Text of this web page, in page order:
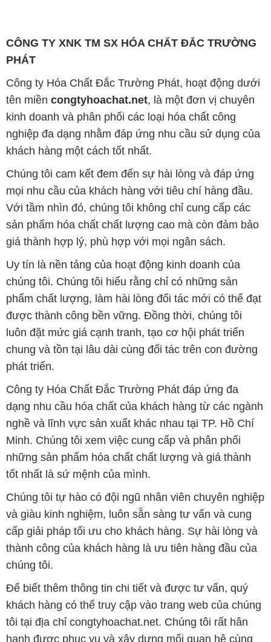
CÔNG TY XNK TM SX HÓA CHẤT ĐẮC TRƯỜNG
PHÁT
Công ty Hóa Chất Đắc Trường Phát, hoạt động dưới
tên miền congtyhoachat.net, là một đơn vị chuyên
kinh doanh và phân phối các loại hóa chất công
nghiệp đa dạng nhằm đáp ứng nhu cầu sử dụng của
khách hàng một cách tốt nhất.
Chúng tôi cam kết đem đến sự hài lòng và đáp ứng
mọi nhu cầu của khách hàng với tiêu chí hàng đầu.
Với tầm nhìn đó, chúng tôi không chỉ cung cấp các
sản phẩm hóa chất chất lượng cao mà còn đảm bảo
giá thành hợp lý, phù hợp với mọi ngân sách.
Uy tín là nền tảng của hoạt động kinh doanh của
chúng tôi. Chúng tôi hiểu rằng chỉ có những sản
phẩm chất lượng, làm hài lòng đối tác mới có thể đạt
được thành công bền vững. Đồng thời, chúng tôi
luôn đặt mức giá cạnh tranh, tạo cơ hội phát triển
chung và tồn tại lâu dài cùng đối tác trên con đường
phát triển.
Công ty Hóa Chất Đắc Trường Phát đáp ứng đa
dạng nhu cầu hóa chất của khách hàng từ các ngành
nghề và lĩnh vực sản xuất khác nhau tại TP. Hồ Chí
Minh. Chúng tôi xem việc cung cấp và phân phối
những sản phẩm hóa chất chất lượng và giá thành
tốt nhất là sứ mệnh của mình.
Chúng tôi tự hào có đội ngũ nhân viên chuyên nghiệp
và giàu kinh nghiệm, luôn sẵn sàng tư vấn và cung
cấp giải pháp tối ưu cho khách hàng. Sự hài lòng và
thành công của khách hàng là ưu tiên hàng đầu của
chúng tôi.
Để biết thêm thông tin chi tiết và được tư vấn, quý
khách hàng có thể truy cập vào trang web của chúng
tôi tại địa chỉ congtyhoachat.net. Chúng tôi rất hân
hạnh được phục vụ và xây dựng mối quan hệ cùng